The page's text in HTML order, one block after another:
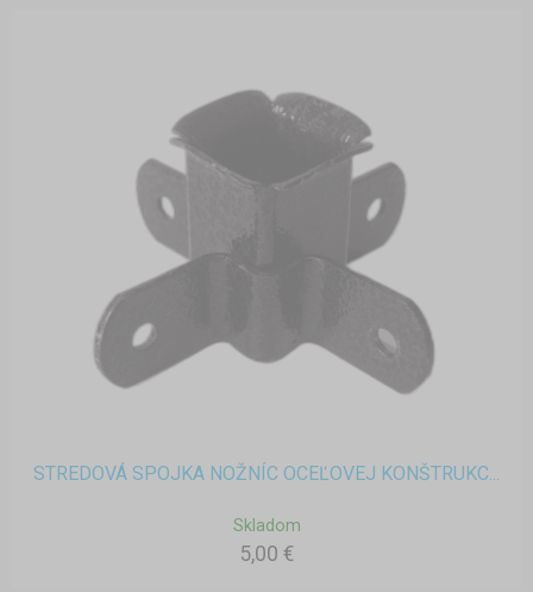
STREDOVÁ SPOJKA NOŽNÍC OCEĽOVEJ KONŠTRUKC...
Skladom
5,00 €